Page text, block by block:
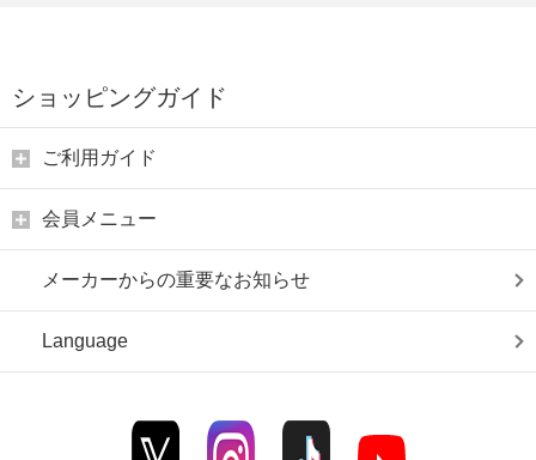
ショッピングガイド
ご利用ガイド
会員メニュー
メーカーからの重要なお知らせ
Language